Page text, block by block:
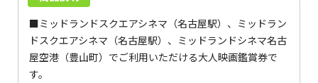
■ミッドランドスクエアシネマ（名古屋駅）、ミッドラン
ドスクエアシネマ（名古屋駅）、ミッドランドシネマ名古
屋空港（豊山町）でご利用いただける大人映画鑑賞券で
す。